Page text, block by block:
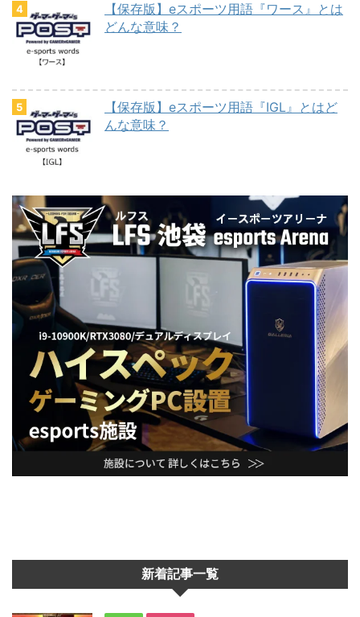
【保存版】eスポーツ用語『ワース』とは
どんな意味？
【保存版】eスポーツ用語『IGL』とはど
んな意味？
新着記事一覧